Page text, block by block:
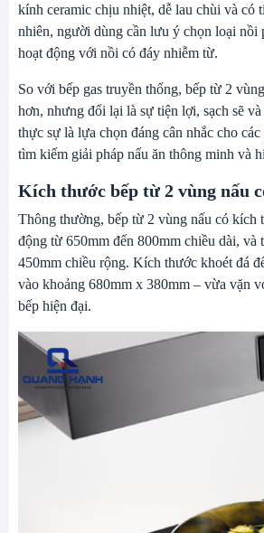
kính ceramic chịu nhiệt, dễ lau chùi và có
nhiên, người dùng cần lưu ý chọn loại nồi
hoạt động với nồi có đáy nhiễm từ.
So với bếp gas truyền thống, bếp từ 2
hơn, nhưng đổi lại là sự tiện lợi, sạch sẽ
thực sự là lựa chọn đáng cân nhắc cho
tìm kiếm giải pháp nấu ăn thông minh và
Kích thước bếp từ 2 vùng nấu
Thông thường, bếp từ 2 vùng nấu có kích
động từ 650mm đến 800mm chiều dài, và
450mm chiều rộng. Kích thước khoét đá
vào khoảng 680mm x 380mm – vừa vặn
bếp hiện đại.